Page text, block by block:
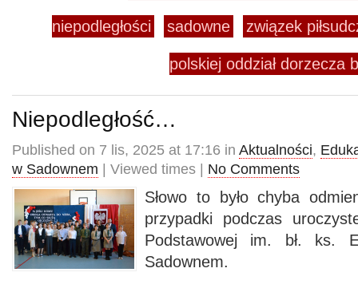
niepodległości sadowne związek
polskiej oddział dorzecza
Niepodległość…
Published on 7 lis, 2025 at 17:16 in Aktualności,
w Sadownem | Viewed times | No Comments
Słowo to było chyba
przypadki podczas
Podstawowej im. bł. ks.
Sadownem.